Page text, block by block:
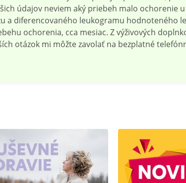
údajov neviem aký priebeh malo ochorenie
a diferencovaného leukogramu hodnoteného
ochorenia, cca mesiac. Z výživových
otázok mi môžte zavolať na bezplatné